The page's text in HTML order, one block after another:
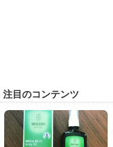
注目のコンテンツ